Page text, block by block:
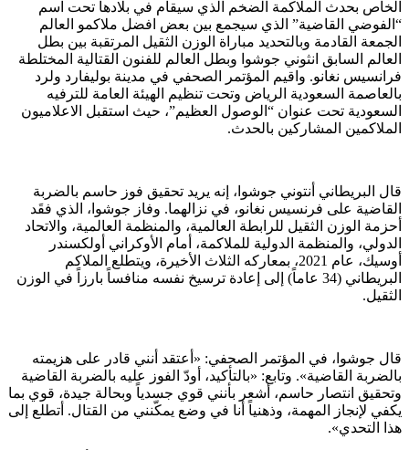
الخاص بحدث الملاكمة الضخم الذي سيقام في بلادها تحت اسم
“الفوضي القاضية” الذي سيجمع بين بعض افضل ملاكمو العالم
الجمعة القادمة وبالتحديد مباراة الوزن الثقيل المرتقبة بين بطل
العالم السابق انثوني جوشوا وبطل العالم للفنون القتالية المختلطة
فرانسيس نغانو. واقيم المؤتمر الصحفي في مدينة بوليفارد ولرد
بالعاصمة السعودية الرياض وتحت تنظيم الهيئة العامة للترفيه
السعودية تحت عنوان “الوصول العظيم”، حيث استقبل الاعلاميون
الملاكمين المشاركين بالحدث.
قال البريطاني أنتوني جوشوا، إنه يريد تحقيق فوز حاسم بالضربة
القاضية على فرنسيس نغانو، في نزالهما. وفاز جوشوا، الذي فقَد
أحزمة الوزن الثقيل للرابطة العالمية، والمنظمة العالمية، والاتحاد
الدولي، والمنظمة الدولية للملاكمة، أمام الأوكراني أولكسندر
أوسيك، عام 2021، بمعاركه الثلاث الأخيرة، ويتطلع الملاكم
البريطاني (34 عاماً) إلى إعادة ترسيخ نفسه منافساً بارزاً في الوزن
الثقيل.
قال جوشوا، في المؤتمر الصحفي: «أعتقد أنني قادر على هزيمته
بالضربة القاضية». وتابع: «بالتأكيد، أودّ الفوز عليه بالضربة القاضية
وتحقيق انتصار حاسم، أشعر بأنني قوي جسدياً وبحالة جيدة، قوي بما
يكفي لإنجاز المهمة، وذهنياً أنا في وضع يمكّنني من القتال. أتطلع إلى
هذا التحدي».